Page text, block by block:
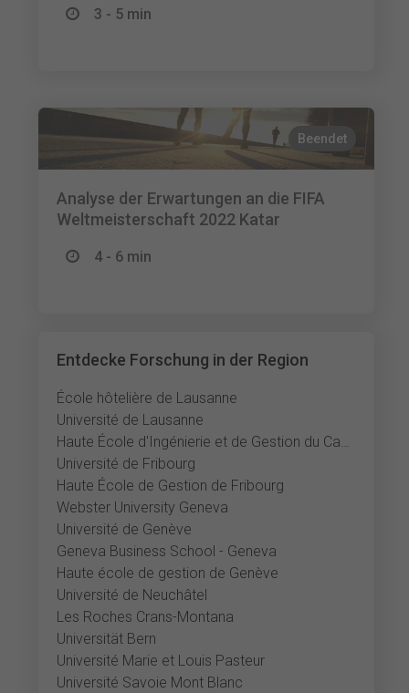
3 - 5 min
Beendet
Analyse der Erwartungen an die FIFA
Weltmeisterschaft 2022 Katar
4 - 6 min
Entdecke Forschung in der Region
École hôtelière de Lausanne
Université de Lausanne
Haute École d'Ingénierie et de Gestion du Canton de Vaud
Université de Fribourg
Haute École de Gestion de Fribourg
Webster University Geneva
Université de Genève
Geneva Business School - Geneva
Haute école de gestion de Genève
Université de Neuchâtel
Les Roches Crans-Montana
Universität Bern
Université Marie et Louis Pasteur
Université Savoie Mont Blanc